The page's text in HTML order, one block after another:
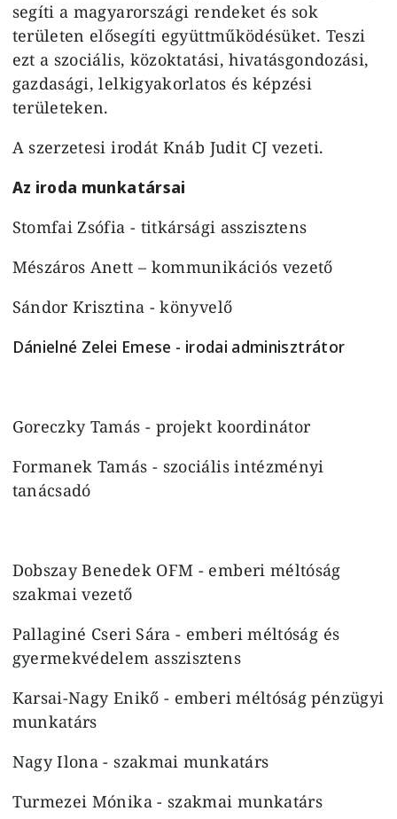
segíti a magyarországi rendeket és sok
területen elősegíti együttműködésüket. Teszi
ezt a szociális, közoktatási, hivatásgondozási,
gazdasági, lelkigyakorlatos és képzési
területeken.
A szerzetesi irodát Knáb Judit CJ vezeti.
Az iroda munkatársai
Stomfai Zsófia - titkársági asszisztens
Mészáros Anett – kommunikációs vezető
Sándor Krisztina - könyvelő
Dánielné Zelei Emese - irodai adminisztrátor
Goreczky Tamás - projekt koordinátor
Formanek Tamás - szociális intézményi
tanácsadó
Dobszay Benedek OFM - emberi méltóság
szakmai vezető
Pallaginé Cseri Sára - emberi méltóság és
gyermekvédelem asszisztens
Karsai-Nagy Enikő - emberi méltóság pénzügyi
munkatárs
Nagy Ilona - szakmai munkatárs
Turmezei Mónika - szakmai munkatárs